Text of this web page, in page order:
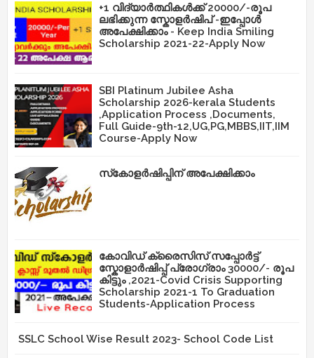
+1 വിദ്യാർത്ഥികൾക്ക് 20000/-രൂപ
ലഭിക്കുന്ന സ്കോളർഷിപ് -ഇപ്പോൾ
അപേക്ഷിക്കാം - Keep India Smiling
Scholarship 2021-22-Apply Now
SBI Platinum Jubilee Asha
Scholarship 2026-kerala Students
,Application Process ,Documents,
Full Guide-9th-12,UG,PG,MBBS,IIT,IIM
Course-Apply Now
സ്‌കോളർഷിപ്പിന് അപേക്ഷിക്കാം
കോവിഡ് ക്രൈസിസ് സപ്പോർട്ട്
സ്കോളാർഷിപ്പ് പ്രോഗ്രാം 30000/- രൂപ
കിട്ടും ,2021-Covid Crisis Supporting
Scholarship 2021-1 To Graduation
Students-Application Process
SSLC School Wise Result 2023- School Code List